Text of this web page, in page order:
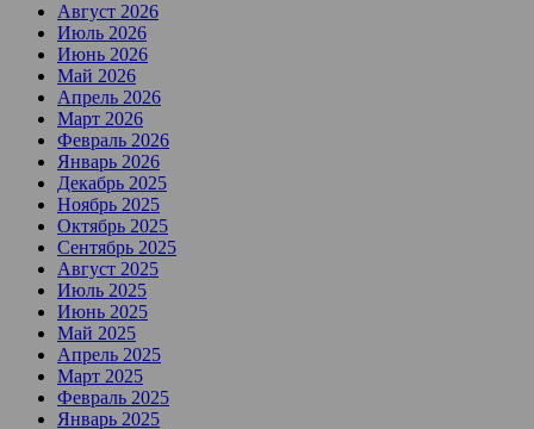
Август 2026
Июль 2026
Июнь 2026
Май 2026
Апрель 2026
Март 2026
Февраль 2026
Январь 2026
Декабрь 2025
Ноябрь 2025
Октябрь 2025
Сентябрь 2025
Август 2025
Июль 2025
Июнь 2025
Май 2025
Апрель 2025
Март 2025
Февраль 2025
Январь 2025